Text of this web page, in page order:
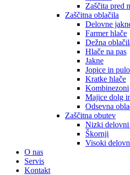
Zaščita pred
Zaščitna oblačila
Delovne
Farmer hlače
Dežna
Hlače na pas
Jakne
Jopice in
Kratke hlače
Kombinezoni
Majice dolg
Odsevna
Zaščitna obutev
Nizki
Škornji
Visoki
O nas
Servis
Kontakt